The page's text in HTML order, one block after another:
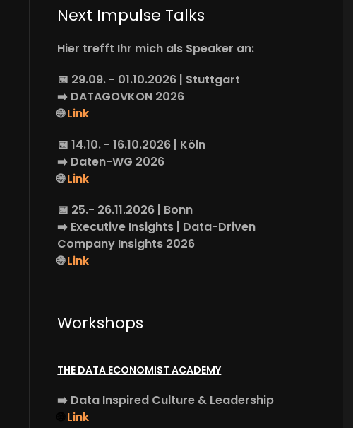
Next Impulse Talks
Hier trefft Ihr mich als Speaker an:
📅 29.09. - 01.10.2026 | Stuttgart
➡️ DATAGOVKON 2026
🌐Link
📅 14.10. - 16.10.2026 | Köln
➡️ Daten-WG 2026
🌐Link
📅 25.- 26.11.2026 | Bonn
➡️ Executive Insights | Data-Driven
Company Insights 2026
🌐Link
Workshops
THE DATA ECONOMIST ACADEMY
➡️ Data Inspired Culture & Leadership
Link